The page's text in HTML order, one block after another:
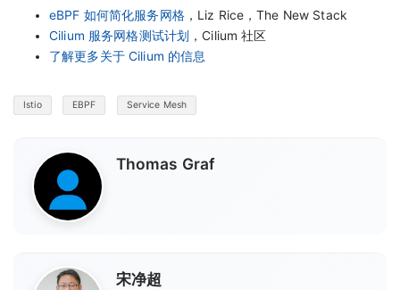
eBPF 如何简化服务网格，Liz Rice，The New Stack
Cilium 服务网格测试计划 ，Cilium 社区
了解更多关于 Cilium 的信息
Istio EBPF Service Mesh
Thomas Graf
宋净超